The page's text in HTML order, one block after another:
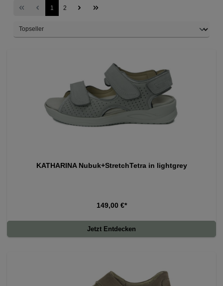
1 2
KATHARINA Nubuk+StretchTetra in lightgrey
149,00 €*
Jetzt Entdecken